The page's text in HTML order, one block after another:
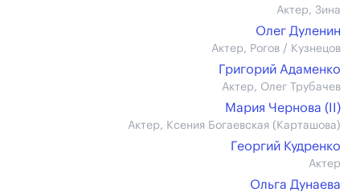
Актер, Зина
Олег Дуленин
Актер, Рогов / Кузнецов
Григорий Адаменко
Актер, Олег Трубачев
Мария Чернова (II)
Актер, Ксения Богаевская (Карташова)
Георгий Кудренко
Актер
Ольга Дунаева